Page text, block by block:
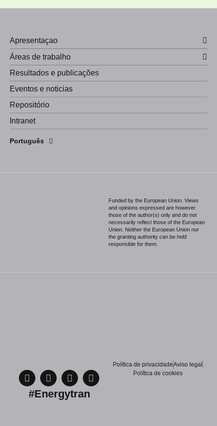
Apresentaçao
Áreas de trabalho
Resultados e publicações
Eventos e noticias
Repositório
Intranet
Português
English
Español
Funded by the European Union. Views
and opinions expressed are however
those of the author(s) only and do not
necessarily reflect those of the European
Union. Neither the European Union nor
the granting authority can be held
responsible for them.
#Energytran
Política de privacidadeAviso legal
Política de cookies